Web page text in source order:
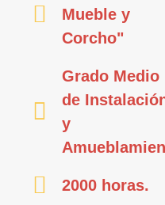
Mueble y
Corcho"
Grado Medio
de
y
2000 horas.